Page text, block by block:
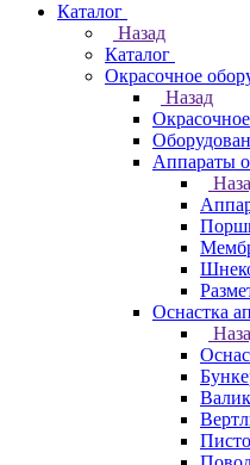
Каталог
Назад
Каталог
Окрасочное
Назад
Аппараты
Оснастка